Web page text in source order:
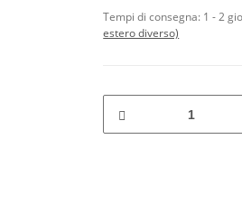
Tempi di consegna: 1 - 2
estero diverso)